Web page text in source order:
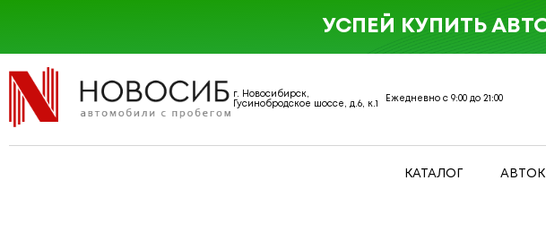
г. Новосибирск,
Гусинобродское шоссе, д.6, к.1
Ежедневно с 9:00 до 21:00
КАТАЛОГ
УСПЕЙ КУПИТЬ